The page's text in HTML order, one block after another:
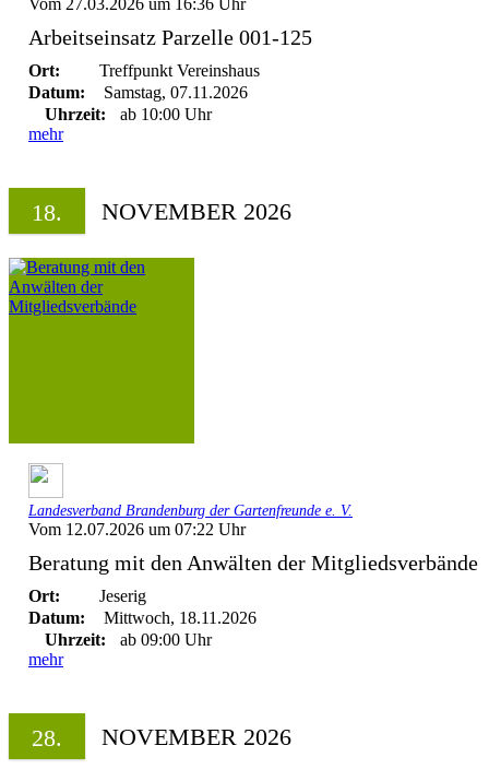
Vom 27.03.2026 um 16:36 Uhr
Arbeitseinsatz Parzelle 001-125
Ort:
Treffpunkt Vereinshaus
Datum:
Samstag, 07.11.2026
Uhrzeit:
ab 10:00 Uhr
mehr
18. NOVEMBER 2026
Landesverband Brandenburg der Gartenfreunde e. V.
Vom 12.07.2026 um 07:22 Uhr
Beratung mit den Anwälten der Mitgliedsverbände
Ort:
Jeserig
Datum:
Mittwoch, 18.11.2026
Uhrzeit:
ab 09:00 Uhr
mehr
28. NOVEMBER 2026